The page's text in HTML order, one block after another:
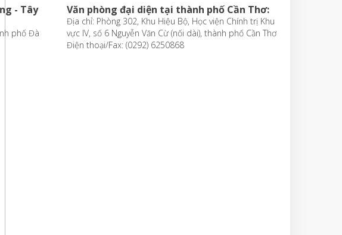
- Tây
phố Đà
Văn phòng đại diện tại thành phố Cần Thơ:
Địa chỉ: Phòng 302, Khu Hiệu Bộ, Học viện Chính trị Khu
vực IV, số 6 Nguyễn Văn Cừ (nối dài), thành phố Cần Thơ
Điện thoại/Fax: (0292) 6250868